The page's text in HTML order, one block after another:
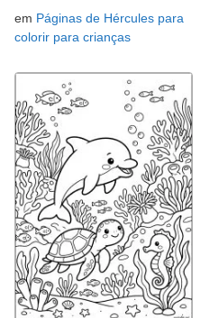
em Páginas de Hércules para
colorir para crianças